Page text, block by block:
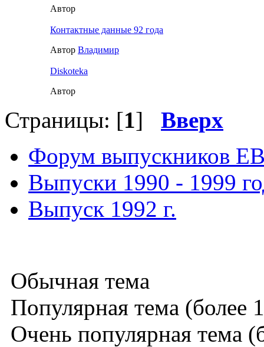
Автор
Контактные данные 92 года
Автор Влaдимир
Diskoteka
Автор
Страницы: [1] Вверх
Форум выпускников
Выпуски 1990 - 1999
Выпуск 1992 г.
Обычная тема
Популярная тема (более
Очень популярная тема